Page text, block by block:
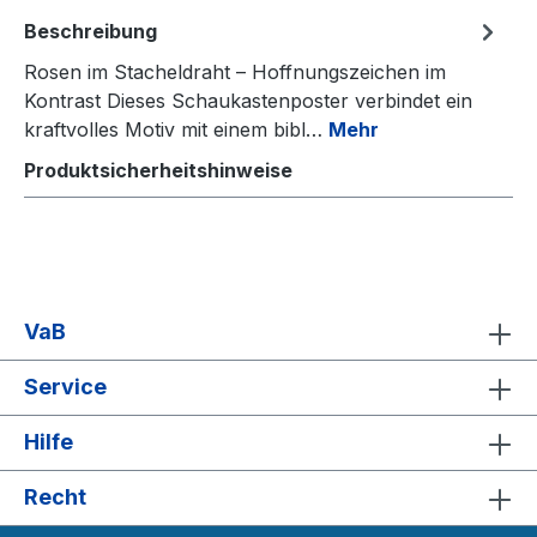
Beschreibung
Rosen im Stacheldraht – Hoffnungszeichen im
Kontrast Dieses Schaukastenposter verbindet ein
kraftvolles Motiv mit einem bibl… Mehr
Produktsicherheitshinweise
VaB
Service
Hilfe
Recht